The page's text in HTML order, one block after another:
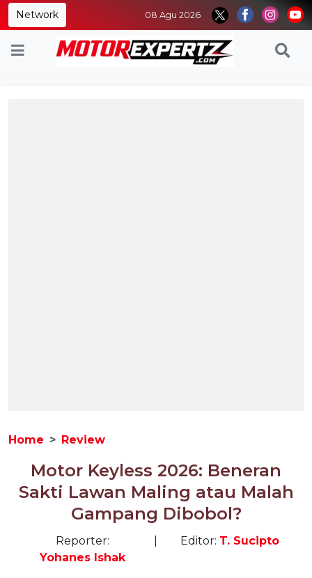
Network 08 Agu 2026
Home Review
Motor Keyless 2026: Beneran
Sakti Lawan Maling atau Malah
Gampang Dibobol?
Reporter:
Yohanes Ishak
Editor: T. Sucipto